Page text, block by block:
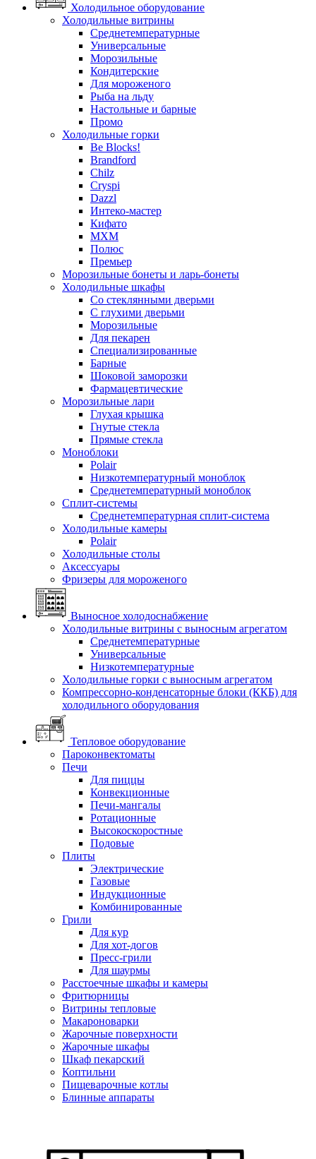
Холодильное оборудование
Холодильные витрины
Среднетемпературные
Универсальные
Морозильные
Кондитерские
Для мороженого
Рыба на льду
Настольные и барные
Промо
Холодильные горки
Be Blocks!
Brandford
Chilz
Cryspi
Dazzl
Интеко-мастер
Кифато
МХМ
Полюс
Премьер
Морозильные бонеты и ларь-бонеты
Холодильные шкафы
Со стеклянными дверьми
С глухими дверьми
Морозильные
Для пекарен
Специализированные
Барные
Шоковой заморозки
Фармацевтические
Морозильные лари
Глухая крышка
Гнутые стекла
Прямые стекла
Моноблоки
Polair
Низкотемпературный моноблок
Среднетемпературный моноблок
Сплит-системы
Среднетемпературная сплит-система
Холодильные камеры
Polair
Холодильные столы
Аксессуары
Фризеры для мороженого
Выносное холодоснабжение
Холодильные витрины с выносным агрегатом
Среднетемпературные
Универсальные
Низкотемпературные
Холодильные горки с выносным агрегатом
Компрессорно-конденсаторные блоки (ККБ) для
холодильного оборудования
Тепловое оборудование
Пароконвектоматы
Печи
Для пиццы
Конвекционные
Печи-мангалы
Ротационные
Высокоскоростные
Подовые
Плиты
Электрические
Газовые
Индукционные
Комбинированные
Грили
Для кур
Для хот-догов
Пресс-грили
Для шаурмы
Расстоечные шкафы и камеры
Фритюрницы
Витрины тепловые
Макароноварки
Жарочные поверхности
Жарочные шкафы
Шкаф пекарский
Коптильни
Пищеварочные котлы
Блинные аппараты